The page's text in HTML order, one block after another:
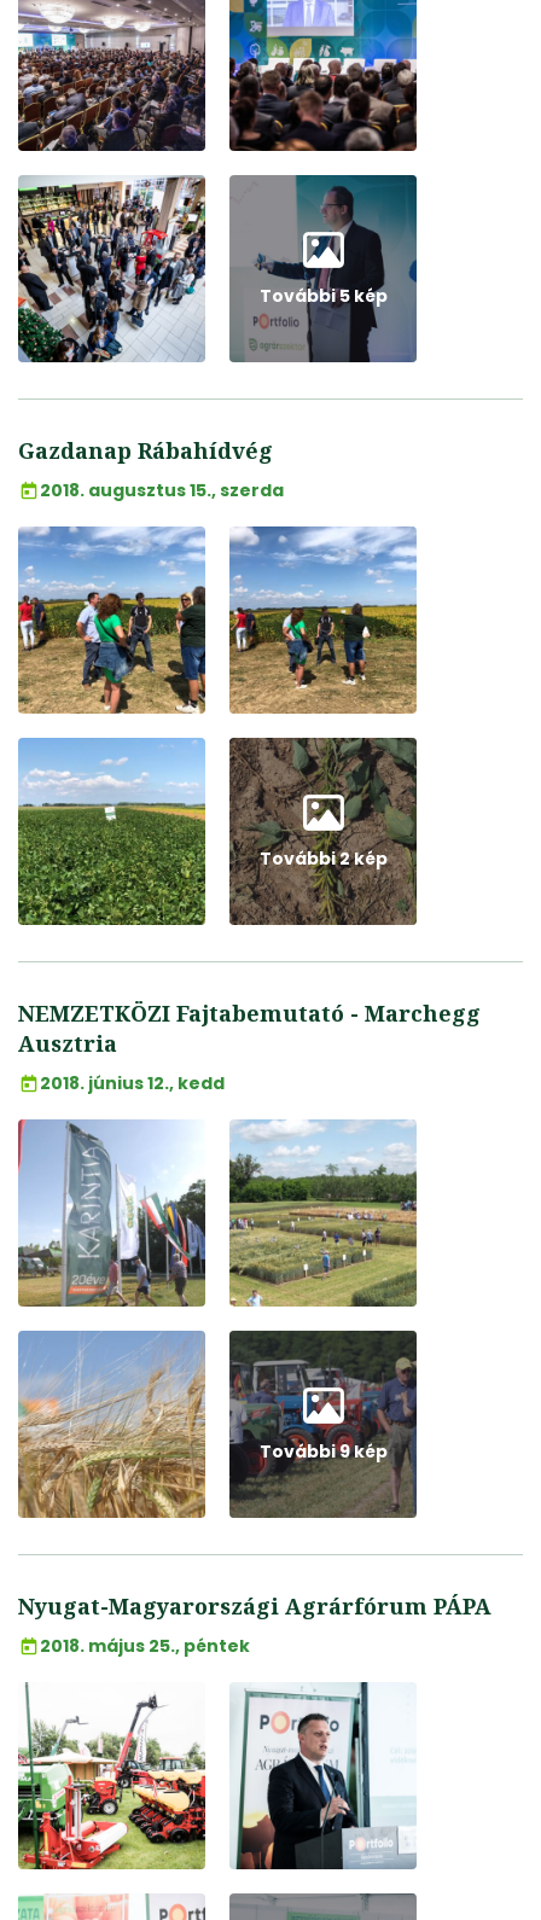
További 5 kép
Gazdanap Rábahídvég
2018. augusztus 15., szerda
További 2 kép
NEMZETKÖZI Fajtabemutató - Marchegg
Ausztria
2018. június 12., kedd
További 9 kép
Nyugat-Magyarországi Agrárfórum PÁPA
2018. május 25., péntek